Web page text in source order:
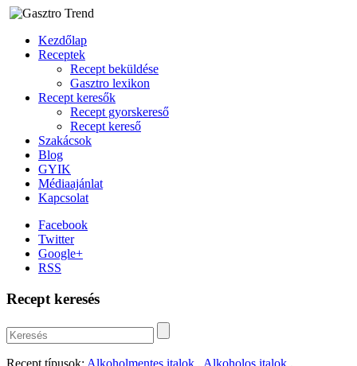
Kezdőlap
Receptek
Recept beküldése
Gasztro lexikon
Recept keresők
Recept gyorskereső
Recept kereső
Szakácsok
Blog
GYIK
Médiaajánlat
Kapcsolat
Facebook
Twitter
Google+
RSS
Recept keresés